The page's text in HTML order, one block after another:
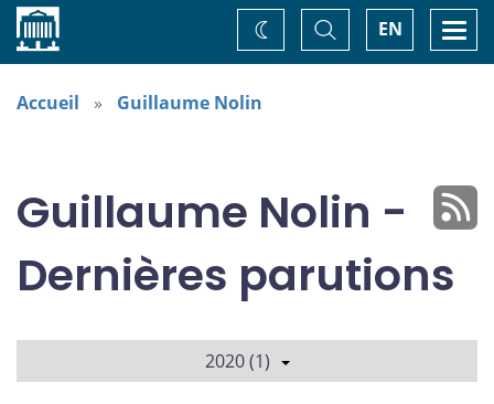
Accueil EN
Basculer
la
recherche
Changez
de
Accueil Guillaume Nolin
Guillaume Nolin -
Dernières parutions
2020 (1)